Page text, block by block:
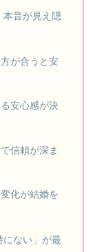
本音が見え隠
が合うと安
安心感が決
信頼が深ま
化が結婚を
にない」が最